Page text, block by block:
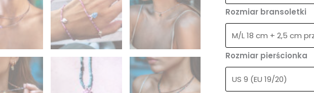
Rozmiar bransoletki
Rozmiar pierścionka